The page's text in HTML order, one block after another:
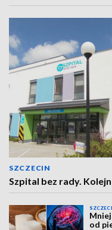
SZCZECIN
Szpital bez rady.
od